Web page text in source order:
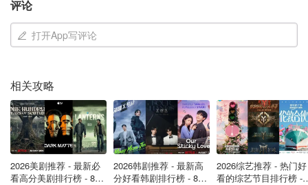
达米安·马斯克 (2006)
评论
打开App写评论
相关攻略
2026美剧推荐 - 最新必
看高分美剧排行榜 - 8月
2026韩剧推荐 - 最新高
分好看韩剧排行榜 - 8月
2026综艺推荐 - 热门好
看的综艺节目排行榜 -